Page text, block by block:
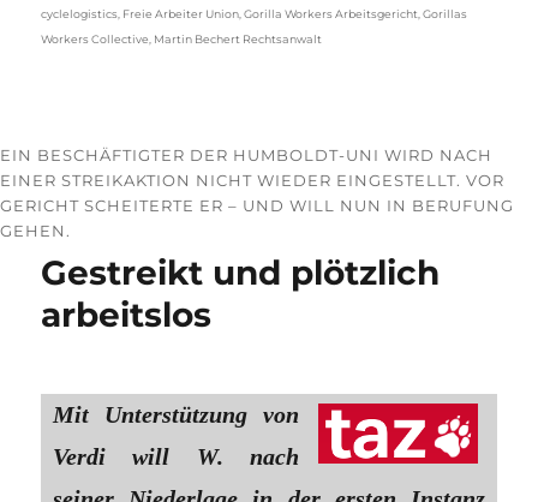
cyclelogistics Freie Arbeiter Union ,Gorilla Workers Arbeitsgericht ,Gorillas
Workers Collective Martin Bechert Rechtsanwalt
EIN BESCHÄFTIGTER DER HUMBOLDT-UNI WIRD NACH
EINER STREIKAKTION NICHT WIEDER EINGESTELLT. VOR
GERICHT SCHEITERTE ER – UND WILL NUN IN BERUFUNG
GEHEN.
Gestreikt und plötzlich
arbeitslos
Mit Unterstützung von
Verdi will W. nach